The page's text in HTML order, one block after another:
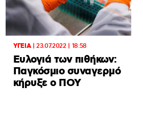
ΥΓΕΙΑ|23.07.2022 | 18:58
Ευλογιά των πιθήκων:
Παγκόσμιο συναγερμό
κήρυξε ο ΠΟΥ